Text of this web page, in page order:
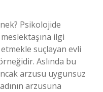
Psikolojide
ilgi
suçlayan evli
Aslında bu
arzusu uygunsuz
arzusuna